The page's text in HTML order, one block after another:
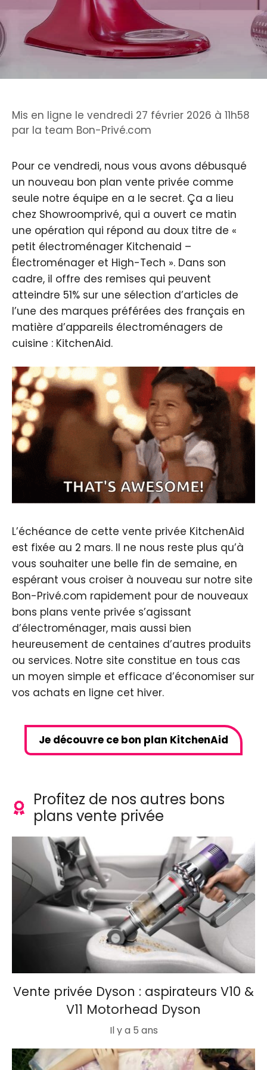
Mis en ligne le vendredi 27 février 2026 à 11h58
par la team Bon-Privé.com
Pour ce vendredi, nous vous avons débusqué
un nouveau bon plan vente privée comme
seule notre équipe en a le secret. Ça a lieu
chez Showroomprivé, qui a ouvert ce matin
une opération qui répond au doux titre de «
petit électroménager Kitchenaid –
Électroménager et High-Tech ». Dans son
cadre, il offre des remises qui peuvent
atteindre 51% sur une sélection d’articles de
l’une des marques préférées des français en
matière d’appareils électroménagers de
cuisine : KitchenAid.
L’échéance de cette vente privée KitchenAid
est fixée au 2 mars. Il ne nous reste plus qu’à
vous souhaiter une belle fin de semaine, en
espérant vous croiser à nouveau sur notre site
Bon-Privé.com rapidement pour de nouveaux
bons plans vente privée s’agissant
d’électroménager, mais aussi bien
heureusement de centaines d’autres produits
ou services. Notre site constitue en tous cas
un moyen simple et efficace d’économiser sur
vos achats en ligne cet hiver.
Je découvre ce bon plan KitchenAid
Profitez de nos autres bons
plans vente privée
Vente privée Dyson : aspirateurs V10 &
V11 Motorhead Dyson
Il y a 5 ans